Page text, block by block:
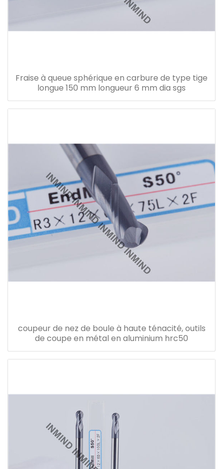
Fraise à queue sphérique en carbure de type tige
longue 150 mm longueur 6 mm dia sgs
coupeur de nez de boule à haute ténacité, outils
de coupe en métal en aluminium hrc50